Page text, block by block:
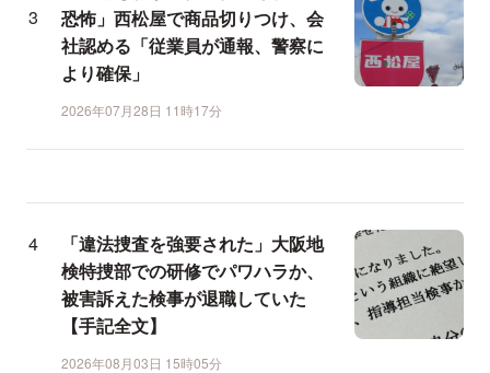
恐怖」西松屋で商品切りつけ、会
社認める「従業員が通報、警察に
より確保」
2026年07月28日 11時17分
「違法捜査を強要された」大阪地
検特捜部での研修でパワハラか、
被害訴えた検事が退職していた
【手記全文】
2026年08月03日 15時05分